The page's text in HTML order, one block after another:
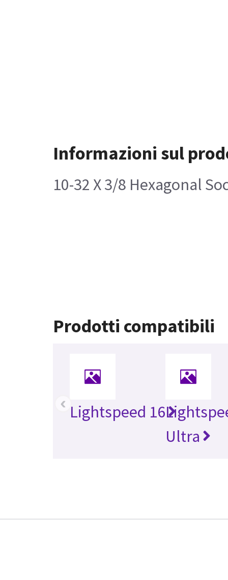
Informazioni sul
10-32 X 3/8 Hexagonal
Prodotti compatibili
Lightspeed 16
Ultra
‹